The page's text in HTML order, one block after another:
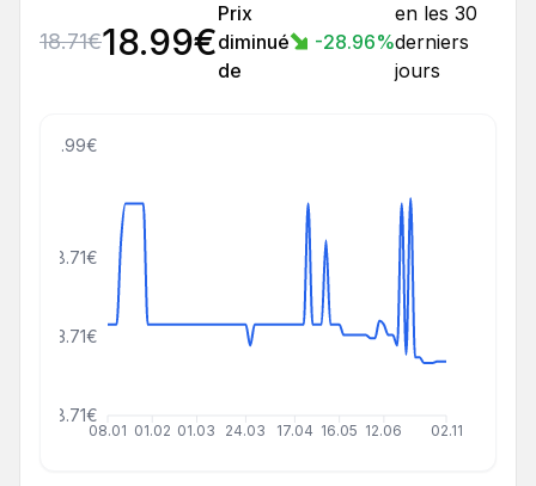
18.71€18.99€
Prix
diminué
de
-28.96%
en les 30
derniers
jours
08.01 01.02 01.03 24.03 17.04 16.05 12.06 02.11
8.71€
23.71€
38.71€
59.99€